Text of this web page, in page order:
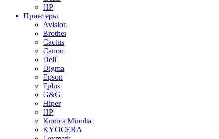
HP
Принтеры
Avision
Brother
Cactus
Canon
Deli
Digma
Epson
Fplus
G&G
Hiper
HP
Konica Minolta
KYOCERA